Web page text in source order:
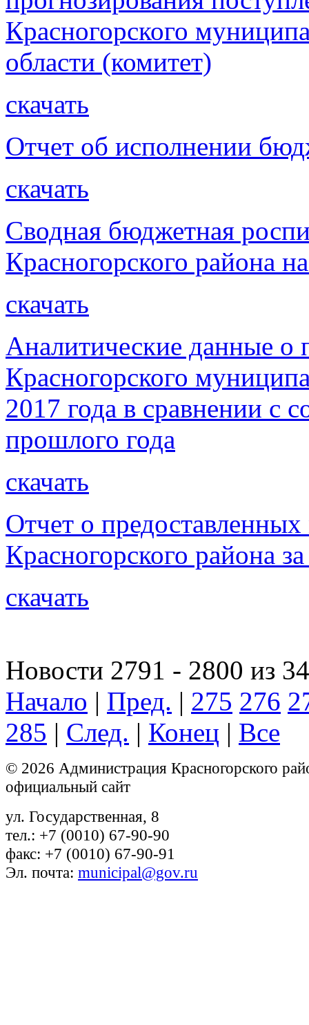
Красногорского
области (комитет)
скачать
Отчет об исполнении
скачать
Сводная бюджетная
Красногорского района
скачать
Аналитические данные о
Красногорского
2017 года в сравнении с
прошлого года
скачать
Отчет о
Красногорского района
скачать
Новости 2791 - 2800 из
Начало | Пред. | 275 276
285 | След. | Конец | Все
© 2026 Администрация Красногорского
официальный сайт
ул. Государственная, 8
тел.: +7 (0010) 67-90-90
факс: +7 (0010) 67-90-91
Эл. почта: municipal@gov.ru